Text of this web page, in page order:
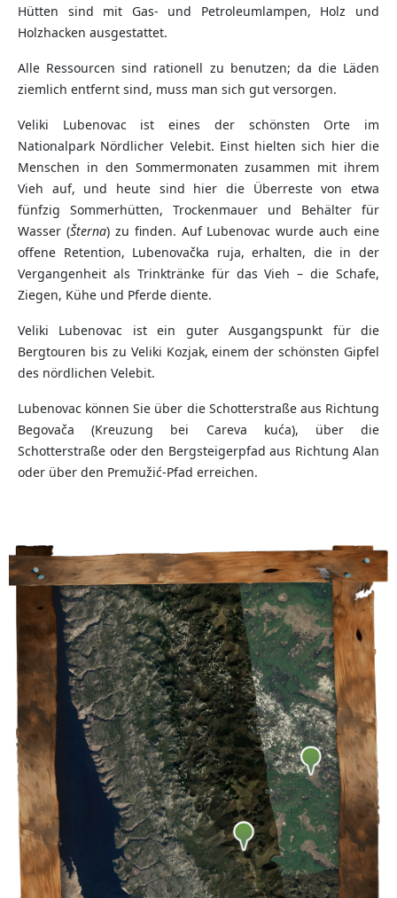
Hütten sind mit Gas- und Petroleumlampen, Holz und
Holzhacken ausgestattet.
Alle Ressourcen sind rationell zu benutzen; da die Läden
ziemlich entfernt sind, muss man sich gut versorgen.
Veliki Lubenovac ist eines der schönsten Orte im
Nationalpark Nördlicher Velebit. Einst hielten sich hier die
Menschen in den Sommermonaten zusammen mit ihrem
Vieh auf, und heute sind hier die Überreste von etwa
fünfzig Sommerhütten, Trockenmauer und Behälter für
Wasser (Šterna) zu finden. Auf Lubenovac wurde auch eine
offene Retention, Lubenovačka ruja, erhalten, die in der
Vergangenheit als Trinktränke für das Vieh – die Schafe,
Ziegen, Kühe und Pferde diente.
Veliki Lubenovac ist ein guter Ausgangspunkt für die
Bergtouren bis zu Veliki Kozjak, einem der schönsten Gipfel
des nördlichen Velebit.
Lubenovac können Sie über die Schotterstraße aus Richtung
Begovača (Kreuzung bei Careva kuća), über die
Schotterstraße oder den Bergsteigerpfad aus Richtung Alan
oder über den Premužić-Pfad erreichen.